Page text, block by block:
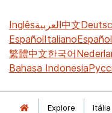
Inglêsالعربية中文
EspañolItaliano
繁體中文한국어
Bahasa Indonesia
Explore Itália